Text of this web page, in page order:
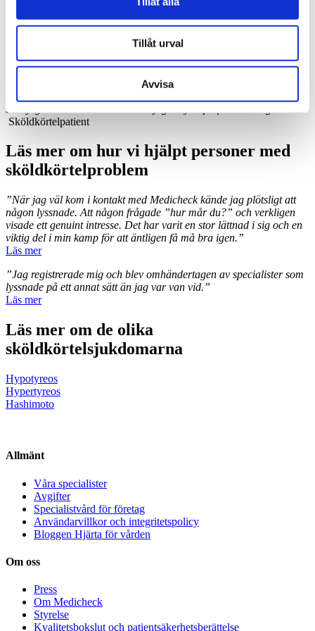
Tillåt urval
Avvisa
När du gör en utredning kommer du att behöva ta prover.
Se våra avgifter för prover.
Omdömen från våra patienter
som jag inte var van vid. Nu kan jag se ljust på framtiden igen.” –
Sköldkörtelpatient
Läs mer om hur vi hjälpt personer med
sköldkörtelproblem
”När jag väl kom i kontakt med Medicheck kände jag plötsligt att
någon lyssnade. Att någon frågade ”hur mår du?” och verkligen
visade ett genuint intresse. Det har varit en stor lättnad i sig och en
viktig del i min kamp för att äntligen få må bra igen.”
Läs mer
”Jag registrerade mig och blev omhändertagen av specialister som
lyssnade på ett annat sätt än jag var van vid.”
Läs mer
Läs mer om de olika
sköldkörtelsjukdomarna
Hypotyreos
Hypertyreos
Hashimoto
Allmänt
Våra specialister
Avgifter
Specialistvård för företag
Användarvillkor och integritetspolicy
Bloggen Hjärta för vården
Om oss
Press
Om Medicheck
Styrelse
Kvalitetsbokslut och patientsäkerhetsberättelse